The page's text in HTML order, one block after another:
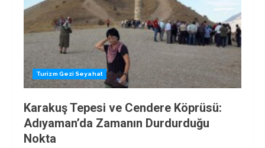
Turizm Gezi Seyahat
Karakuş Tepesi ve Cendere Köprüsü:
Adıyaman’da Zamanın Durdurduğu
Nokta